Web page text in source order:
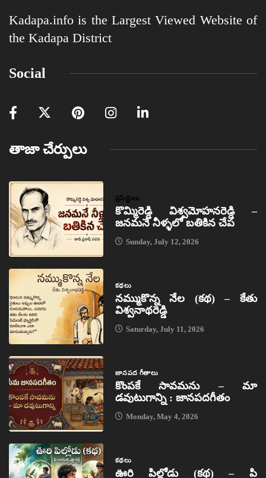
Kadapa.info is the Largest Viewed Website of
the Kadapa District
Social
తాజా చేర్పులు
ప్రసిద్ధులు
కొమ్మిరెడ్డి విశ్వమోహనరెడ్డి –
జనమనే నీళ్ళలో బతికిన చేప
Sunday, July 12, 2026
కథలు
నమ్ముకొన్న నేల (కథ) – కేతు
విశ్వనాథరెడ్డి
Saturday, July 11, 2026
జానపద గీతాలు
కొంపకే సావమను – మా
డవుటుగాన్ని : జానపదగీతం
Monday, May 4, 2026
కథలు
ఊరి పిల్లోడు (కథ) – పి